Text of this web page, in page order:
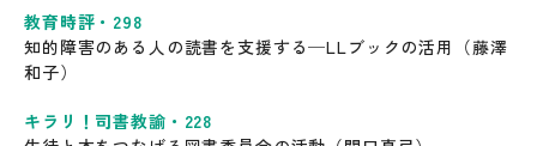
教育時評・298
知的障害のある人の読書を支援する─LLブックの活用（藤澤
和子）
キラリ！司書教諭・228